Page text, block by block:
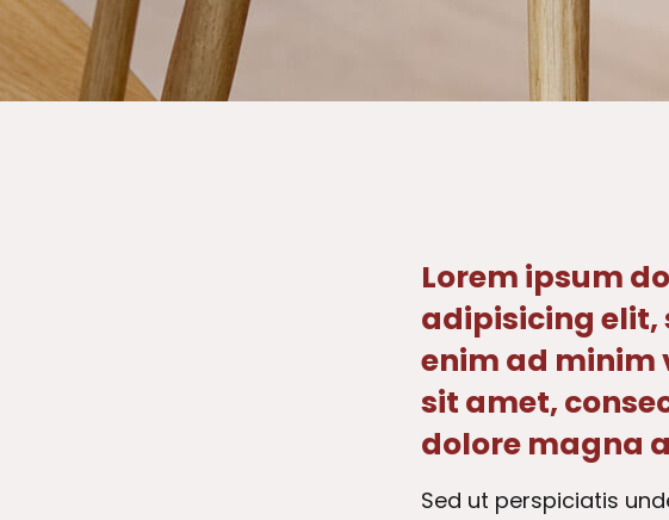
Lorem ipsum
adipisicing elit,
enim ad minim
sit amet,
dolore magna
Sed ut perspiciatis